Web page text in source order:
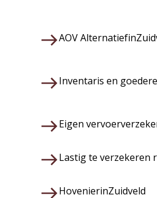
AOV Alternatiefin
Inventaris en
Eigen
Lastig te verzekeren
HovenierinZuidveld